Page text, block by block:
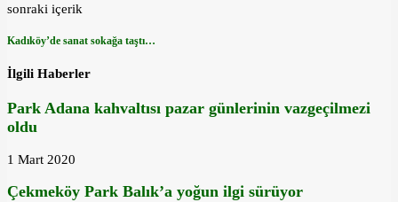
sonraki içerik
Kadıköy’de sanat sokağa taştı…
İlgili Haberler
Park Adana kahvaltısı pazar günlerinin vazgeçilmezi
oldu
1 Mart 2020
Çekmeköy Park Balık’a yoğun ilgi sürüyor